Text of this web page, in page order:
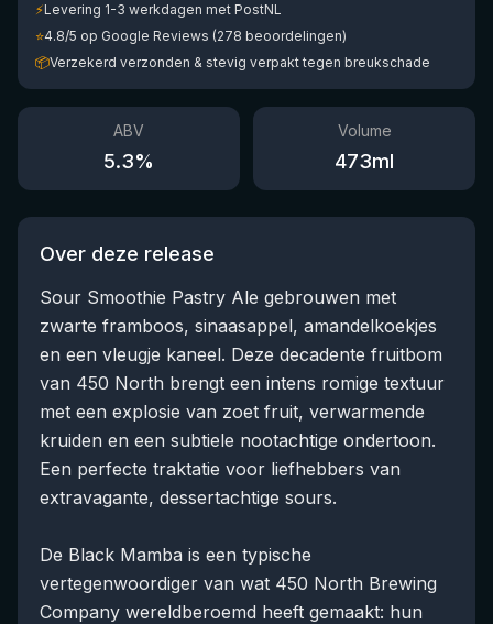
⚡Levering 1-3 werkdagen met PostNL
⭐4.8/5 op Google Reviews (278 beoordelingen)
📦Verzekerd verzonden & stevig verpakt tegen breukschade
ABV
5.3%
Volume
473ml
Over deze release
Sour Smoothie Pastry Ale gebrouwen met
zwarte framboos, sinaasappel, amandelkoekjes
en een vleugje kaneel. Deze decadente fruitbom
van 450 North brengt een intens romige textuur
met een explosie van zoet fruit, verwarmende
kruiden en een subtiele nootachtige ondertoon.
Een perfecte traktatie voor liefhebbers van
extravagante, dessertachtige sours.
De Black Mamba is een typische
vertegenwoordiger van wat 450 North Brewing
Company wereldberoemd heeft gemaakt: hun